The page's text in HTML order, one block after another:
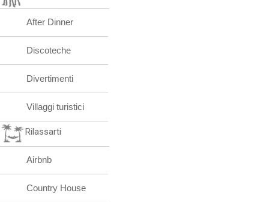
After Dinner
Discoteche
Divertimenti
Villaggi turistici
Rilassarti
Airbnb
Country House